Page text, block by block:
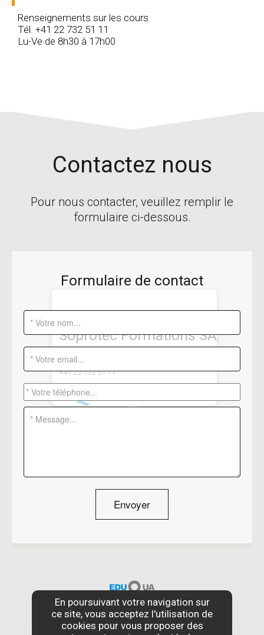
Renseignements sur les cours
Tél. +41 22 732 51 11
Lu-Ve de 8h30 à 17h00
Contactez nous
Pour nous contacter, veuillez remplir le
formulaire ci-dessous.
Soprotec Formations SA
Rue du Léopard 5
+41 22 732 51 11
Formulaire de contact
Envoyer
En poursuivant votre navigation sur
ce site, vous acceptez l'utilisation de
cookies pour vous proposer des